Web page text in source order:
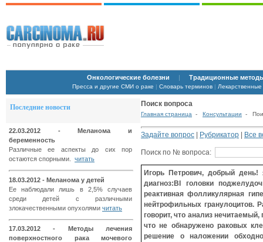
Онкологические болезни | Традиционные
Пресса и другие СМИ о раке | Словарь терминов| Лекарственные
Последние новости
22.03.2012 - Меланома и
беременность
Различные ее аспекты до сих пор
остаются спорными. читать
18.03.2012 - Меланома у детей
Ее наблюдали лишь в 2,5% случаев
среди детей с различными
злокачественными опухолями читать
17.03.2012 - Методы лечения
поверхностного рака мочевого
Поиск вопроса
Главная страница - Консультации -
Задайте вопрос Рубрикатор Все
Поиск по № вопроса:
Игорь Петрович, добрый
диагноз:BI головки
реактивная фолликулярная
нейтрофильных гранулоцитов.
говорит, что анализ
что не обнаружено раковых
решение о наложении